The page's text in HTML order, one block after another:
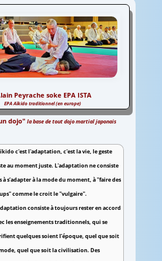
traditionnel
soke EPA ISTA
Peyrache soke EPA ISTA
EPA Aïkido traditionnel (en europe)
dojo" la base de tout dojo martial japonais
c'est l'adaptation, c'est la vie, le geste
au moment juste. L'adaptation ne consiste
à s’adapter à la mode du moment, à "faire des
comme le croit le "vulgaire".
consiste à toujours rester en accord
les enseignements traditionnels, qui se
quelques soient l’époque, quel que soit
quel que soit la civilisation. Des